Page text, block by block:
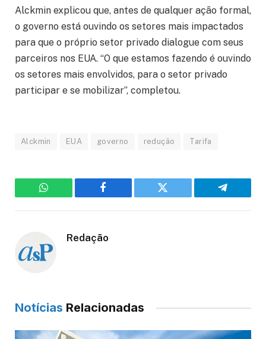
Alckmin explicou que, antes de qualquer ação formal,
o governo está ouvindo os setores mais impactados
para que o próprio setor privado dialogue com seus
parceiros nos EUA. “O que estamos fazendo é ouvindo
os setores mais envolvidos, para o setor privado
participar e se mobilizar”, completou.
Alckmin EUA governo redução Tarifa
WhatsApp Facebook Twitter Telegram
Redação
Notícias Relacionadas